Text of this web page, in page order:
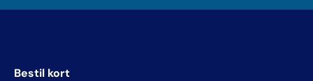
Bestil kort